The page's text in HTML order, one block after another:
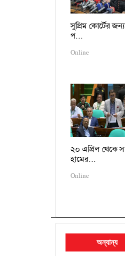
সুপ্রিম কোর্টের জন্য
প...
Online
২০ এপ্রিল থেকে
হামের...
Online
অন্যান্য